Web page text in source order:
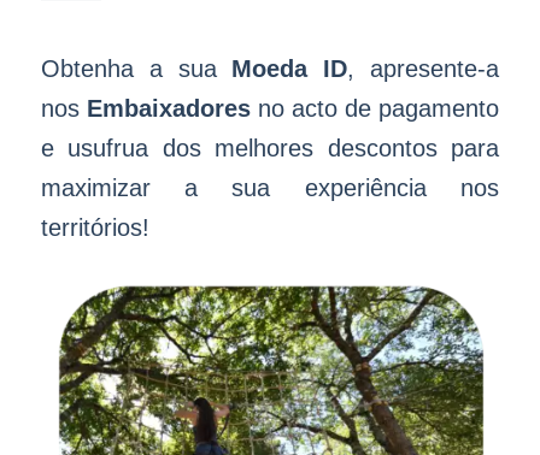
Obtenha a sua Moeda ID, apresente-a
nos Embaixadoresno acto de pagamento
e usufrua dos melhores descontos para
maximizar a sua experiência nos
territórios!